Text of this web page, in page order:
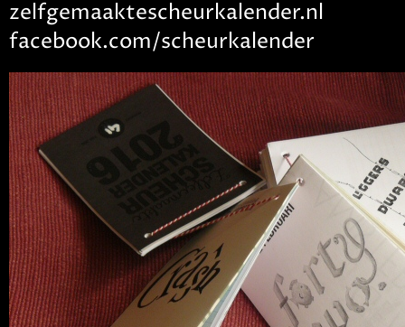
zelfgemaaktescheurkalender.nl
facebook.com/scheurkalender